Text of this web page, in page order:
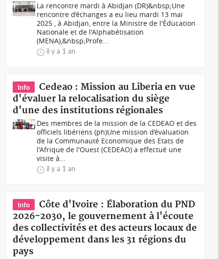
La rencontre mardi à Abidjan (DR)&nbsp;Une
rencontre d’échanges a eu lieu mardi 13 mai
2025 , à Abidjan, entre la Ministre de l'Éducation
Nationale et de l'Alphabétisation
(MENA),&nbsp;Profe...
il y a 1 an
Info
Cedeao : Mission au Liberia en vue
d'évaluer la relocalisation du siège
d'une des institutions régionales
Des membres de la mission de la CEDEAO et des
officiels libériens (ph)Une mission d’évaluation
de la Communauté Economique des Etats de
l'Afrique de l'Ouest (CEDEAO) a effectué une
visite à...
il y a 1 an
Info
Côte d'Ivoire : Élaboration du PND
2026-2030, le gouvernement à l'écoute
des collectivités et des acteurs locaux de
développement dans les 31 régions du
pays